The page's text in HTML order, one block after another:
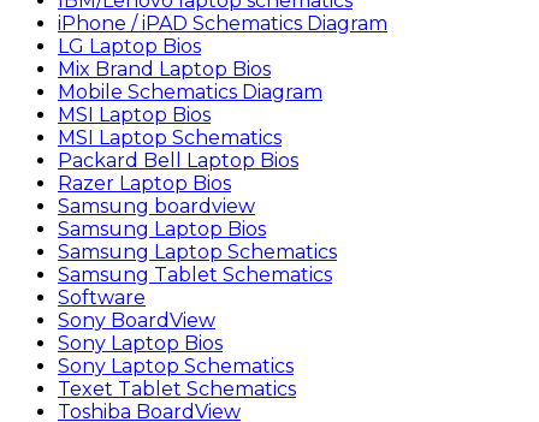
iPhone / iPAD Schematics Diagram
LG Laptop Bios
Mix Brand Laptop Bios
Mobile Schematics Diagram
MSI Laptop Bios
MSI Laptop Schematics
Packard Bell Laptop Bios
Razer Laptop Bios
Samsung boardview
Samsung Laptop Bios
Samsung Laptop Schematics
Samsung Tablet Schematics
Software
Sony BoardView
Sony Laptop Bios
Sony Laptop Schematics
Texet Tablet Schematics
Toshiba BoardView